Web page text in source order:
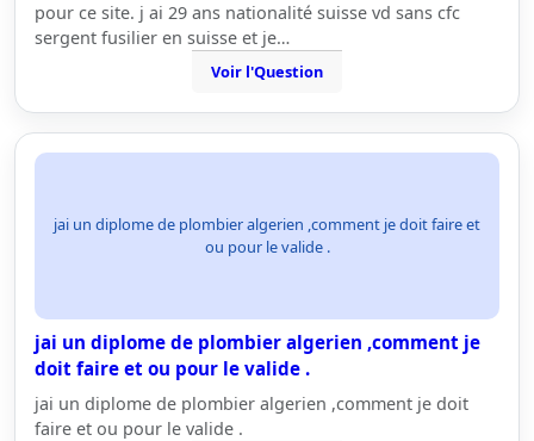
pour ce site. j ai 29 ans nationalité suisse vd sans cfc
sergent fusilier en suisse et je…
Voir l'Question
jai un diplome de plombier algerien ,comment je doit faire et
ou pour le valide .
jai un diplome de plombier algerien ,comment je
doit faire et ou pour le valide .
jai un diplome de plombier algerien ,comment je doit
faire et ou pour le valide .